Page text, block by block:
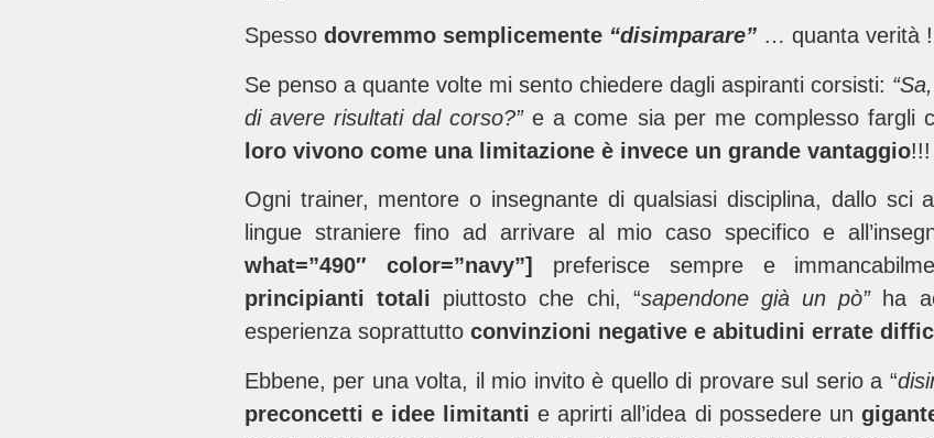
Spesso dovremmo semplicemente “disimparare” … quanta verità
Se penso a quante volte mi sento chiedere dagli aspiranti corsisti:
di avere risultati dal corso?”e a come sia per me complesso fargli
loro vivono come una limitazione è invece un grande vantaggio!!!
Ogni trainer, mentore o insegnante di qualsiasi disciplina, dallo sci
lingue straniere fino ad arrivare al mio caso specifico e
what=”490″ color=”navy”] preferisce sempre e
principianti totali piuttosto che chi, “sapendone già un pò”ha
esperienza soprattutto convinzioni negative e abitudini errate
Ebbene, per una volta, il mio invito è quello di provare sul serio a “
preconcetti e idee limitanti e aprirti all’idea di possedere un